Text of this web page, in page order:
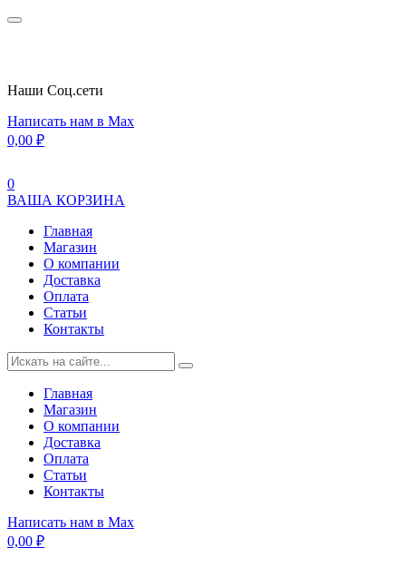
Наши Cоц.сети
Написать нам в Max
0,00 ₽
0
ВАША КОРЗИНА
Главная
Магазин
О компании
Доставка
Оплата
Статьи
Контакты
Главная
Магазин
О компании
Доставка
Оплата
Статьи
Контакты
Написать нам в Max
0,00 ₽